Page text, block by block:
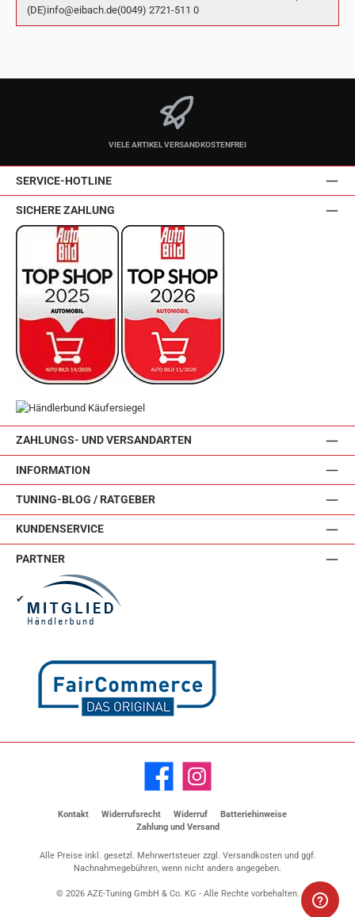
(DE)info@eibach.de(0049) 2721-511 0
VIELE ARTIKEL VERSANDKOSTENFREI
SERVICE-HOTLINE
ZAHLUNGS- UND VERSANDARTEN
INFORMATION
TUNING-BLOG / RATGEBER
KUNDENSERVICE
SICHERE ZAHLUNG
PARTNER
✔
Facebook Instagram
Kontakt Widerrufsrecht Widerruf
Batteriehinweise
Zahlung und Versand
Alle Preise inkl. gesetzl. Mehrwertsteuer zzgl. Versandkostenund ggf.
Nachnahmegebühren, wenn nicht anders angegeben.
© 2026 AZE-Tuning GmbH & Co. KG - Alle Rechte vorbehalten.